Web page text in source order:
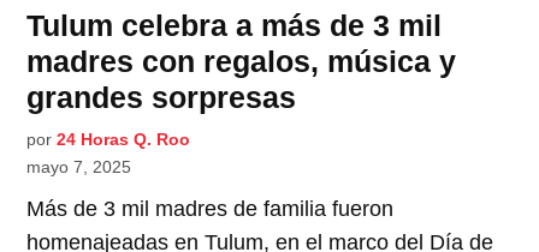
Tulum celebra a más de 3 mil
madres con regalos, música y
grandes sorpresas
por 24 Horas Q. Roo
mayo 7, 2025
Más de 3 mil madres de familia fueron
homenajeadas en Tulum, en el marco del Día de